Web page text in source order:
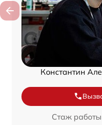
Константин
Стаж